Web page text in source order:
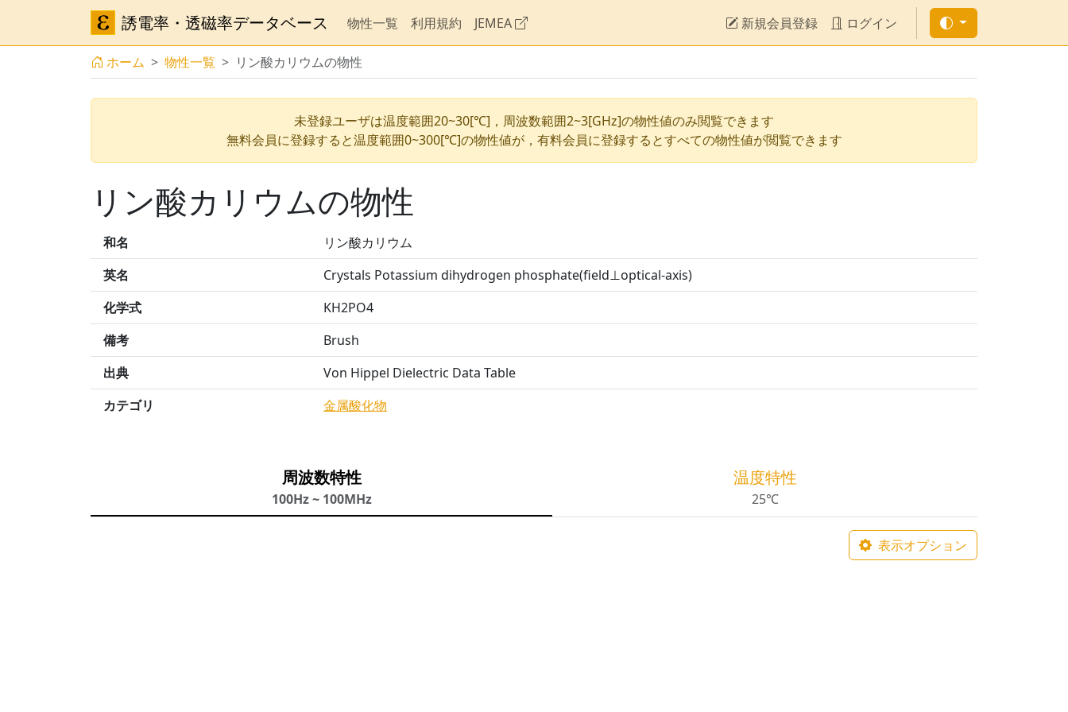
誘電率・透磁率データベース 物性一覧 利用規約 JEMEA 新規会員登録 ログイン
ホーム 物性一覧 リン酸カリウムの物性
未登録ユーザは温度範囲20~30[℃]，周波数範囲2~3[GHz]の物性値のみ閲覧できます
無料会員に登録すると温度範囲0~300[℃]の物性値が，有料会員に登録するとすべての物性値が閲覧できます
リン酸カリウムの物性
和名
リン酸カリウム
英名
Crystals Potassium dihydrogen phosphate(field⊥optical-axis)
化学式
KH2PO4
備考
Brush
出典
Von Hippel Dielectric Data Table
カテゴリ
金属酸化物
周波数特性
100Hz ~ 100MHz
温度特性
25℃
表示オプション